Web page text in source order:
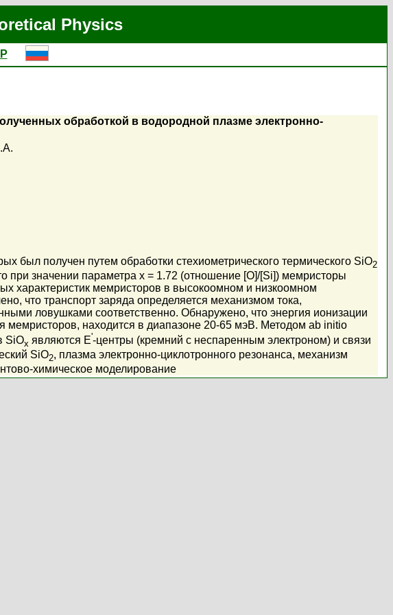
Physics
обработкой в водородной плазме электронно-
был получен путем обработки стехиометрического термического SiO2
при значении параметра x = 1.72 (отношение [O]/[Si]) мемристоры
характеристик мемристоров в высокоомном и низкоомном
что транспорт заряда определяется механизмом тока,
ловушками соответственно. Обнаружено, что энергия ионизации
находится в диапазоне 20-65 мэВ. Методом ab initio
SiOx являются E'-центры (кремний с неспаренным электроном) и связи
SiO2, плазма электронно-циклотронного резонанса, механизм
химическое моделирование